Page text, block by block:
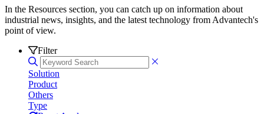
In the Resources section, you can catch up on information about
industrial news, insights, and the latest technology from Advantech's
point of view.
Filter
Solution
Product
Others
Type